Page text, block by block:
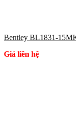
Bentley BL1831-
Giá liên hệ